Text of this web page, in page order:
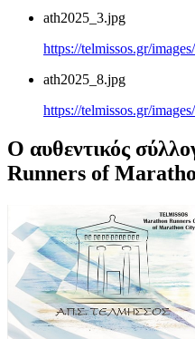
ath2025_3.jpg
https://telmissos.gr/
ath2025_8.jpg
https://telmissos.gr/
Ο αυθεντικός
Runners of